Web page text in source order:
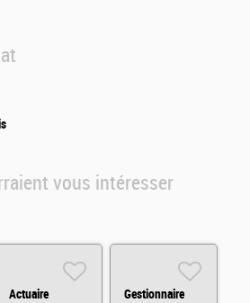
vous intéresser
Actuaire
Gestionnaire